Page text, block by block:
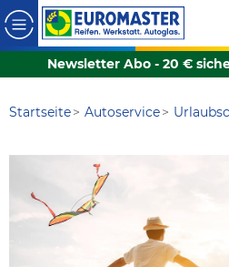
Newsletter Abo - 20 €
Startseite Autoservice